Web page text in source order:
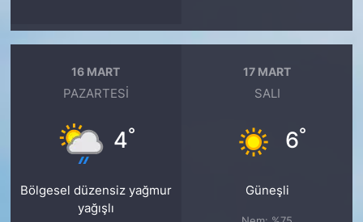
16 MART
PAZARTESI
4°
Bölgesel düzensiz yağmur
yağışlı
17 MART
SALI
6°
Güneşli